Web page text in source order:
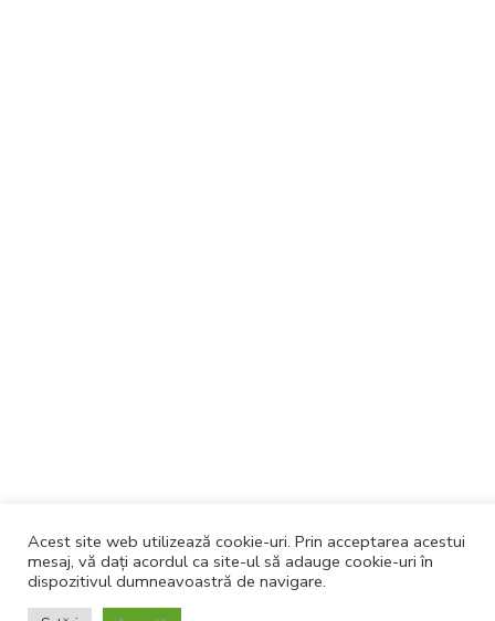
Acest site web utilizează cookie-uri. Prin acceptarea acestui
mesaj, vă dați acordul ca site-ul să adauge cookie-uri în
dispozitivul dumneavoastră de navigare.